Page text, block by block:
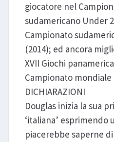
giocatore nel
sudamericano Under
Campionato
(2014); ed ancora
XVII Giochi
Campionato mondiale
DICHIARAZIONI
Douglas inizia la sua
‘italiana’ esprimendo
piacerebbe saperne